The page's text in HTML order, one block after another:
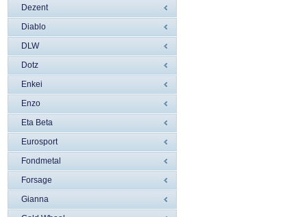
Dezent
Diablo
DLW
Dotz
Enkei
Enzo
Eta Beta
Eurosport
Fondmetal
Forsage
Gianna